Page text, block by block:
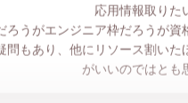
応用情報取りた
ろうがエンジニア枠だろうが資
もあり、他にリソース割いた
がいいのではとも